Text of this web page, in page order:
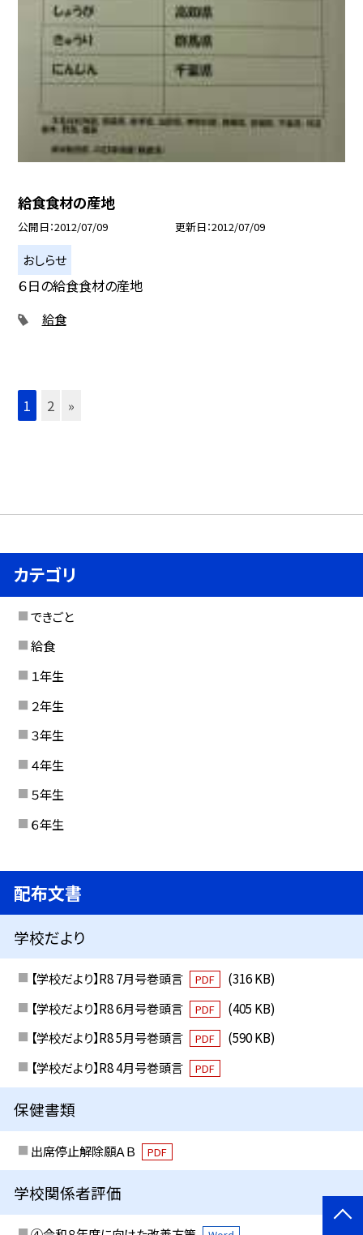
給食食材の産地
公開日 2012/07/09 更新日 2012/07/09
おしらせ
６日の給食食材の産地
給食
1 2 »
カテゴリ
できごと
給食
１年生
２年生
３年生
４年生
５年生
６年生
配布文書
学校だより
【学校だより】R8 7月号巻頭言 PDF
(316 KB)
【学校だより】R8 6月号巻頭言
PDF
(405 KB)
【学校だより】R8 5月号巻頭言
PDF
(590 KB)
【学校だより】R8 4月号巻頭言
PDF
保健書類
出席停止解除願ＡＢ PDF
学校関係者評価